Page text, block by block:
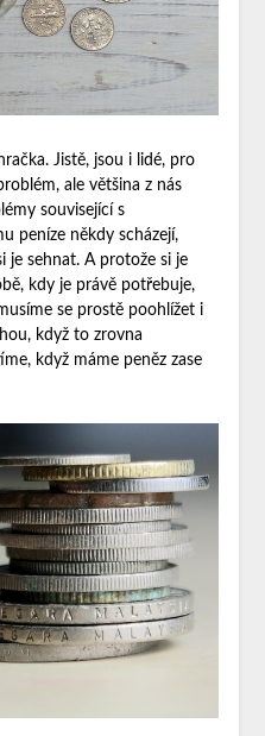
Jistě, jsou i lidé, pro
ale většina z nás
související s
peníze někdy scházejí,
je sehnat. A protože si je
kdy je právě potřebuje,
se prostě poohlížet i
když to zrovna
když máme peněz zase